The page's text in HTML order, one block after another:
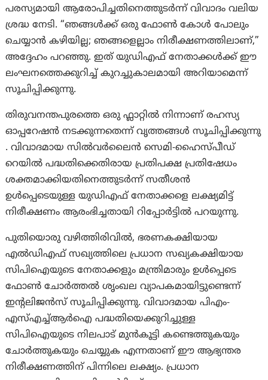
പരസ്യമായി ആരോപിച്ചതിനെത്തുടർന്ന് വിവാദം വലിയ
ശ്രദ്ധ നേടി. “ഞങ്ങൾക്ക് ഒരു ഫോൺ കോൾ പോലും
ചെയ്യാൻ കഴിയില്ല; ഞങ്ങളെല്ലാം നിരീക്ഷണത്തിലാണ്,”
അദ്ദേഹം പറഞ്ഞു. ഇത് യുഡിഎഫ് നേതാക്കൾക്ക് ഈ
ലംഘനത്തെക്കുറിച്ച് കുറച്ചുകാലമായി അറിയാമെന്ന്
സൂചിപ്പിക്കുന്നു.
തിരുവനന്തപുരത്തെ ഒരു ഫ്ലാറ്റിൽ നിന്നാണ് രഹസ്യ
ഓപ്പറേഷൻ നടക്കുന്നതെന്ന് വൃത്തങ്ങൾ സൂചിപ്പിക്കുന്നു
. വിവാദമായ സിൽവർലൈൻ സെമി-ഹൈസ്പീഡ്
റെയിൽ പദ്ധതിക്കെതിരായ പ്രതിപക്ഷ പ്രതിഷേധം
ശക്തമാക്കിയതിനെത്തുടർന്ന് സതീശൻ
ഉൾപ്പെടെയുള്ള യുഡിഎഫ് നേതാക്കളെ ലക്ഷ്യമിട്ട്
നിരീക്ഷണം ആരംഭിച്ചതായി റിപ്പോര്‍ട്ടില്‍ പറയുന്നു.
പുതിയൊരു വഴിത്തിരിവിൽ, ഭരണകക്ഷിയായ
എൽഡിഎഫ് സഖ്യത്തിലെ പ്രധാന സഖ്യകക്ഷിയായ
സിപിഐയുടെ നേതാക്കളും മന്ത്രിമാരും ഉൾപ്പെടെ
ഫോൺ ചോർത്തൽ ശൃംഖല വ്യാപകമായിട്ടുണ്ടെന്ന്
ഇന്റലിജൻസ് സൂചിപ്പിക്കുന്നു. വിവാദമായ പിഎം-
എസ്എച്ച്ആർഐ പദ്ധതിയെക്കുറിച്ചുള്ള
സിപിഐയുടെ നിലപാട് മുൻകൂട്ടി കണ്ടെത്തുകയും
ചോർത്തുകയും ചെയ്യുക എന്നതാണ് ഈ ആഭ്യന്തര
നിരീക്ഷണത്തിന് പിന്നിലെ ലക്ഷ്യം. പ്രധാന